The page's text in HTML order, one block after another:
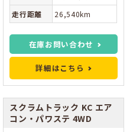
走行距離
26,540km
在庫お問い合わせ
詳細はこちら
スクラムトラック KC エア
コン・パワステ 4WD